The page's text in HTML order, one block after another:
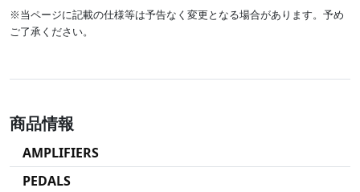
※当ページに記載の仕様等は予告なく変更となる場合があります。予め
ご了承ください。
商品情報
AMPLIFIERS
PEDALS